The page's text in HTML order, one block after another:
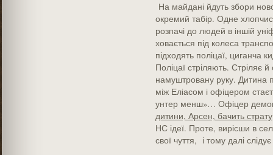
На майдані йдуть збори
окремий табір. Одне
розпачі до людей в іншій
ховається під колеса
підходять поліцаї, циганча
Поліцаї стріляють. Стріляє
намуштровану руку. Дитина
між Еліасом і офіцером
унтер менш»… Офіцер
дитини, Арсен, бачить страту
НС ідеї. Проте, вирісши в
свої чуття, і тому далі